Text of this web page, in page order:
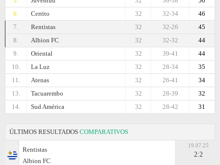
6.
Cerrito 46
32-34
32
7.
Rentistas 45
32-26
32
8.
Albion FC 44
32-32
32
9.
Oriental 44
39-41
32
10.
La Luz 35
28-34
32
11.
Atenas 34
26-41
32
13.
Tacuarembo 32
28-39
32
14.
Sud América 31
28-42
32
ÚLTIMOS RESULTADOS COMPARATIVOS
Rentistas
Albion FC
19.07.25
2:2